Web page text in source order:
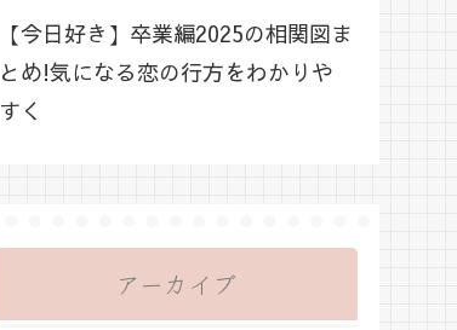
【今日好き】卒業編2025の相関図ま
とめ!気になる恋の行方をわかりや
すく
アーカイブ